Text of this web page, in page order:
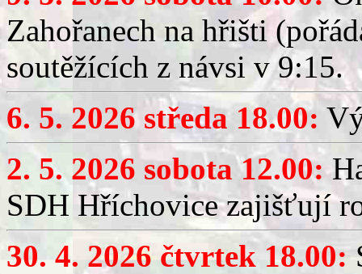
Zahořanech na hřišti
soutěžících z návsi v 9:15.
6. 5. 2026 středa 18.00:
2. 5. 2026 sobota 12.00:
SDH Hříchovice zajišťují
30. 4. 2026 čtvrtek 18.00: